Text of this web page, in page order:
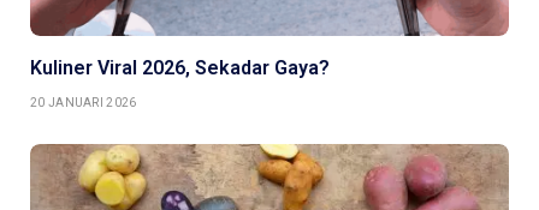
Kuliner Viral 2026, Sekadar Gaya?
20 JANUARI 2026